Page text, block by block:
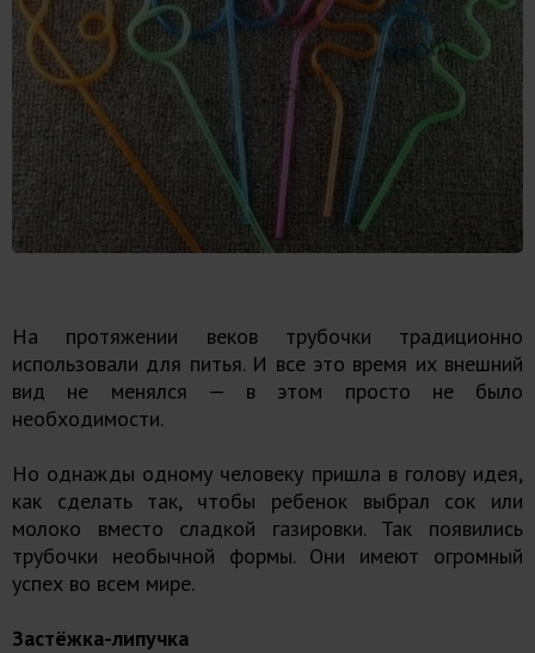
На протяжении веков трубочки традиционно
использовали для питья. И все это время их внешний
вид не менялся — в этом просто не было
необходимости.
Но однажды одному человеку пришла в голову идея,
как сделать так, чтобы ребенок выбрал сок или
молоко вместо сладкой газировки. Так появились
трубочки необычной формы. Они имеют огромный
успех во всем мире.
Застёжка-липучка